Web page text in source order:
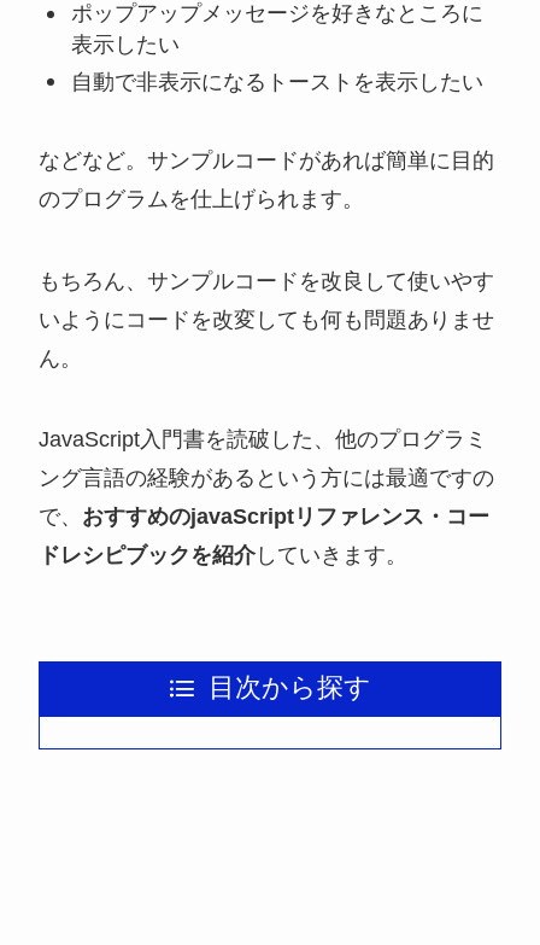
ポップアップメッセージを好きなところに
表示したい
自動で非表示になるトーストを表示したい
などなど。サンプルコードがあれば簡単に目的
のプログラムを仕上げられます。
もちろん、サンプルコードを改良して使いやす
いようにコードを改変しても何も問題ありませ
ん。
JavaScript入門書を読破した、他のプログラミ
ング言語の経験があるという方には最適ですの
で、 おすすめのjavaScriptリファレンス・コー
ドレシピブックを紹介していきます。
目次から探す